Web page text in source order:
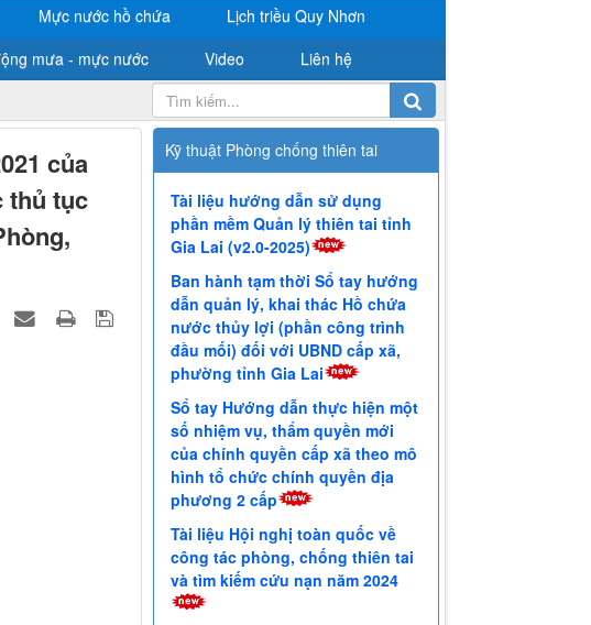
Mực nước hồ chứa
Lịch triều Quy Nhơn
mưa - mực nước Video Liên hệ
của
thủ tục
Kỹ thuật Phòng chống thiên tai
Tài liệu hướng dẫn sử dụng
phần mềm Quản lý thiên tai tỉnh
Gia Lai (v2.0-2025)
Ban hành tạm thời Sổ tay hướng
dẫn quản lý, khai thác Hồ chứa
nước thủy lợi (phần công trình
đầu mối) đối với UBND cấp xã,
phường tỉnh Gia Lai
Sổ tay Hướng dẫn thực hiện một
số nhiệm vụ, thẩm quyền mới
của chính quyền cấp xã theo mô
hình tổ chức chính quyền địa
phương 2 cấp
Tài liệu Hội nghị toàn quốc về
công tác phòng, chống thiên tai
và tìm kiếm cứu nạn năm 2024